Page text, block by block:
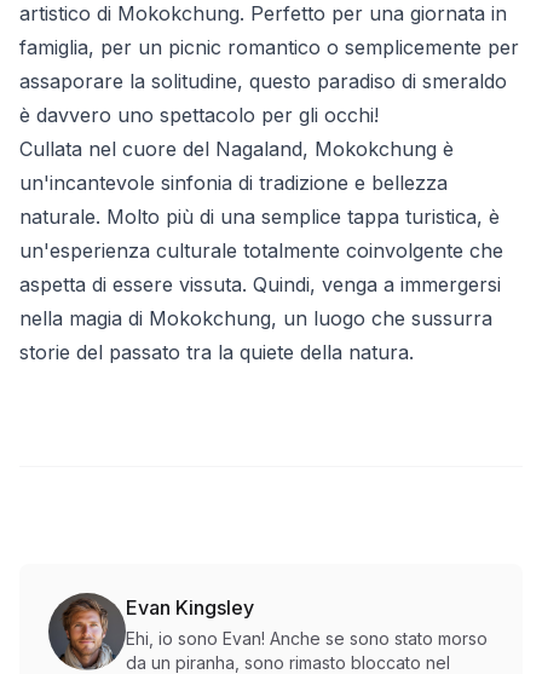
artistico di Mokokchung. Perfetto per una giornata in
famiglia, per un picnic romantico o semplicemente per
assaporare la solitudine, questo paradiso di smeraldo
è davvero uno spettacolo per gli occhi!
Cullata nel cuore del Nagaland, Mokokchung è
un'incantevole sinfonia di tradizione e bellezza
naturale. Molto più di una semplice tappa turistica, è
un'esperienza culturale totalmente coinvolgente che
aspetta di essere vissuta. Quindi, venga a immergersi
nella magia di Mokokchung, un luogo che sussurra
storie del passato tra la quiete della natura.
Evan Kingsley
Ehi, io sono Evan! Anche se sono stato morso
da un piranha, sono rimasto bloccato nel